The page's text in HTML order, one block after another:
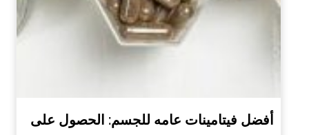
أفضل فيتامينات عامه للجسم: الحصول على